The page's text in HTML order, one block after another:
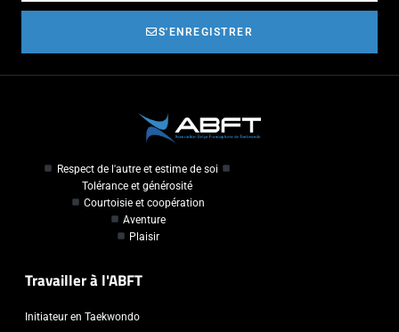
S'ENREGISTRER
Respect de l'autre et estime de soi
Tolérance et générosité
Courtoisie et coopération
Aventure
Plaisir
Travailler à l'ABFT
Initiateur en Taekwondo